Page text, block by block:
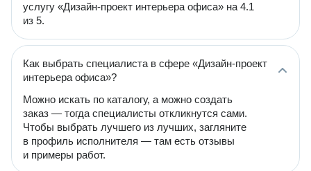
услугу «Дизайн-проект интерьера офиса» на 4.1
из 5.
Как выбрать специалиста в сфере «Дизайн-проект
интерьера офиса»?
Можно искать по каталогу, а можно создать
заказ — тогда специалисты откликнутся сами.
Чтобы выбрать лучшего из лучших, загляните
в профиль исполнителя — там есть отзывы
и примеры работ.